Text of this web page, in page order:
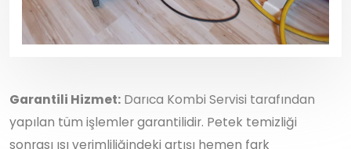
Garantili Hizmet: Darıca Kombi Servisi tarafından
yapılan tüm işlemler garantilidir. Petek temizliği
sonrası ısı verimliliğindeki artışı hemen fark